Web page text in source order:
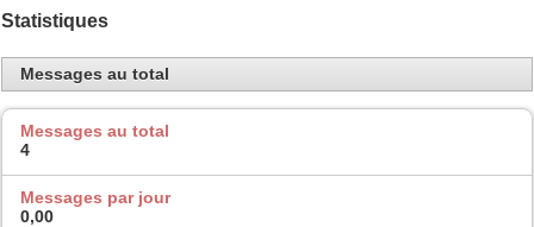
Statistiques
Messages au total
Messages au total
4
Messages par jour
0,00